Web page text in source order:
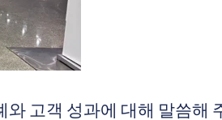
와 고객 성과에 대해 말씀해